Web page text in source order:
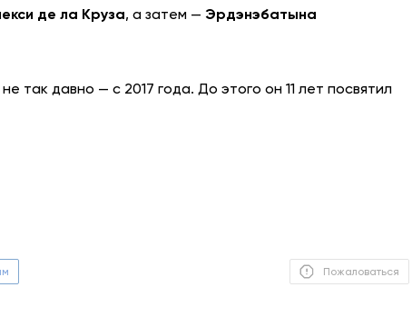
де ла Круза, а затем — Эрдэнэбатына
так давно — с 2017 года. До этого он 11 лет посвятил
Пожаловаться